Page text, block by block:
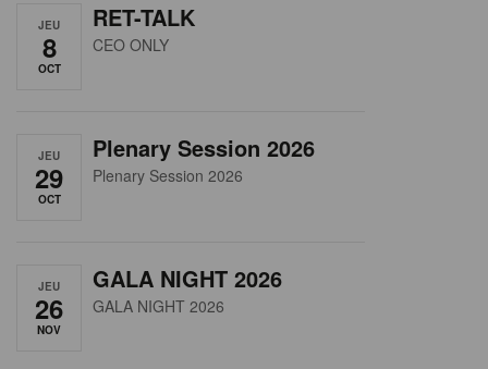
JEU
8
OCT
RET-TALK
CEO ONLY
JEU
29
OCT
Plenary Session 2026
Plenary Session 2026
JEU
26
NOV
GALA NIGHT 2026
GALA NIGHT 2026